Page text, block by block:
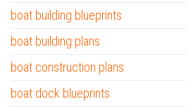
boat building blueprints
boat building plans
boat construction plans
boat dock blueprints